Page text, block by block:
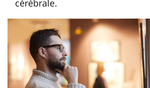
cérébrale.